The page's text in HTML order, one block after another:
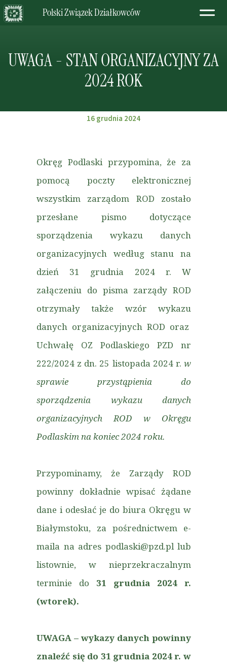
Polski Związek Działkowców
UWAGA - STAN ORGANIZACYJNY ZA
2024 ROK
16 grudnia 2024
Okręg Podlaski przypomina, że za
pomocą poczty elektronicznej
wszystkim zarządom ROD zostało
przesłane pismo dotyczące
sporządzenia wykazu danych
organizacyjnych według stanu na
dzień 31 grudnia 2024 r. W
załączeniu do pisma zarządy ROD
otrzymały także wzór wykazu
danych organizacyjnych ROD oraz
Uchwałę OZ Podlaskiego PZD nr
222/2024 z dn. 25 listopada 2024 r. w
sprawie przystąpienia do
sporządzenia wykazu danych
organizacyjnych ROD w Okręgu
Podlaskim na koniec 2024 roku.
Przypominamy, że Zarządy ROD
powinny dokładnie wpisać żądane
dane i odesłać je do biura Okręgu w
Białymstoku, za pośrednictwem e-
maila na adres podlaski@pzd.pl lub
listownie, w nieprzekraczalnym
terminie do 31 grudnia 2024 r.
(wtorek).
UWAGA – wykazy danych powinny
znaleźć się do 31 grudnia 2024 r. w